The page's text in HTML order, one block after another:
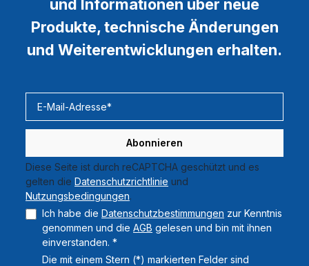
und Informationen über neue
Produkte, technische Änderungen
und Weiterentwicklungen erhalten.
Abonnieren
Diese Seite ist durch reCAPTCHA geschützt und es
gelten die Datenschutzrichtlinie und
Nutzungsbedingungen.
Ich habe die Datenschutzbestimmungen zur Kenntnis
genommen und die AGB gelesen und bin mit ihnen
einverstanden. *
Die mit einem Stern (*) markierten Felder sind